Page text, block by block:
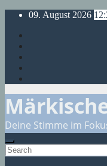
Skip
content
09. August 2026
Deine Stimme im